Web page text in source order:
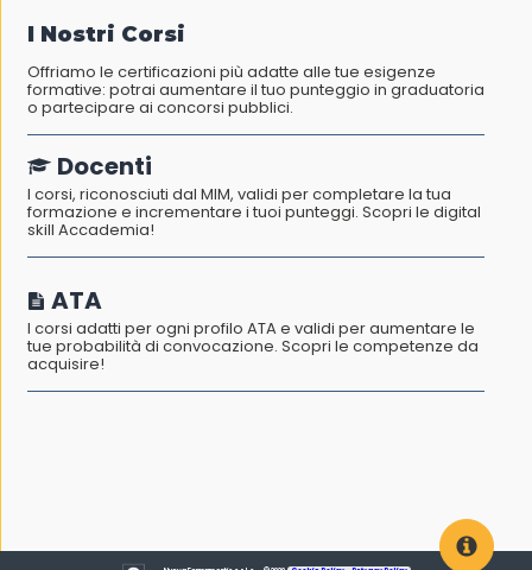
I Nostri Corsi
Offriamo le certificazioni più adatte alle tue esigenze
formative: potrai aumentare il tuo punteggio in graduatoria
o partecipare ai concorsi pubblici.
Docenti
I corsi, riconosciuti dal MIM, validi per completare la tua
formazione e incrementare i tuoi punteggi. Scopri le digital
skill Accademia!
ATA
I corsi adatti per ogni profilo ATA e validi per aumentare le
tue probabilità di convocazione. Scopri le competenze da
acquisire!